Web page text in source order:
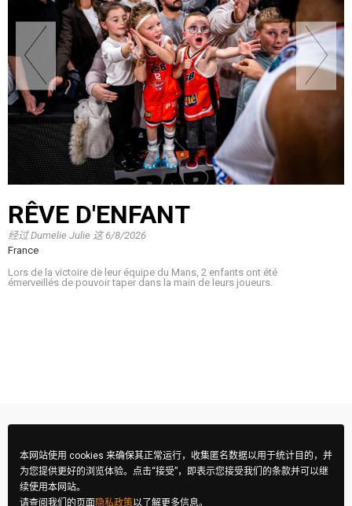
RÊVE D'ENFANT
经过Dumelie Julie 这6/8/2026
France
Lors de la victoire de leur équipe du Mans, 2 enfants ont été
émerveillés de pouvoir taper dans la main de leurs joueurs.
本网站使用 cookies 来确保其正常运行，收集匿名数据以用于统计目的，并
为您提供更好的浏览体验。点击“接受”，即表示您接受我们的条款并可以继
续使用本网站。
请查阅我们的页面 隐私政策以了解更多信息。